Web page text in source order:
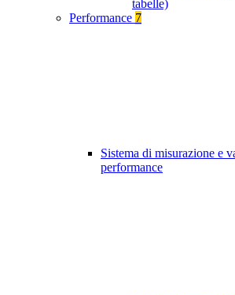
tabelle)
Performance 7
Sistema di misurazione e
performance